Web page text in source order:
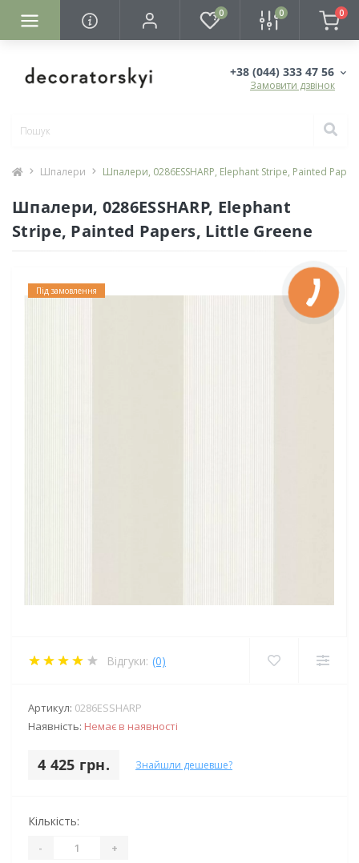
0 0 0
+38 (044) 333 47 56
Замовити дзвінок
Шпалери Шпалери, 0286ESSHARP, Elephant Stripe, Painted
Шпалери, 0286ESSHARP, Elephant
Stripe, Painted Papers, Little Greene
Під замовлення
Відгуки: (0)
Артикул: 0286ESSHARP
Наявність: Немає в наявності
4 425 грн. Знайшли дешевше?
Кількість:
- +